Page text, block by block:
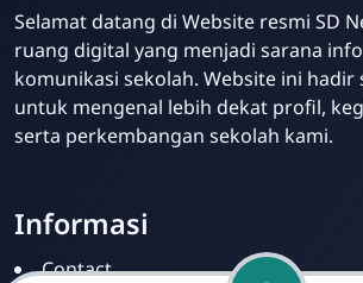
Admin
Online
Selamat datang di Website resmi SD
ruang digital yang menjadi sarana
komunikasi sekolah. Website ini hadir
untuk mengenal lebih dekat profil,
serta perkembangan sekolah kami.
Informasi
Contact